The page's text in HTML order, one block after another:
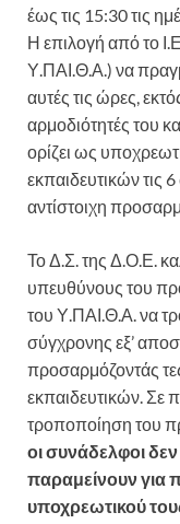
έως τις 15:30 τις
Η επιλογή από το
Υ.ΠΑΙ.Θ.Α.) να
αυτές τις ώρες,
αρμοδιότητές του
ορίζει ως
εκπαιδευτικών
αντίστοιχη
Το Δ.Σ. της Δ.Ο.Ε.
υπευθύνους του
του Υ.ΠΑΙ.Θ.Α. να
σύγχρονης εξ’
προσαρμόζοντάς
εκπαιδευτικών. Σε
τροποποίηση του
οι συνάδελφοι
παραμείνουν για
υποχρεωτικού